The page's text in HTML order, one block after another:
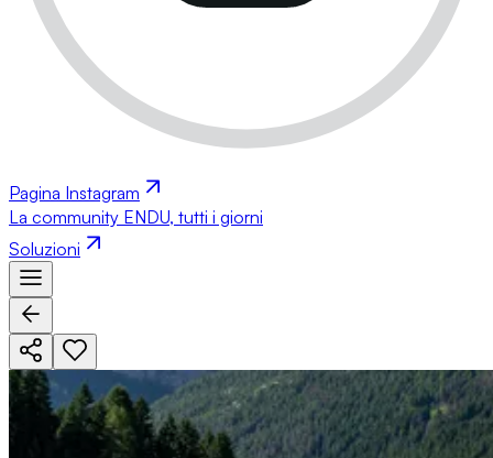
Pagina Instagram
La community ENDU, tutti i giorni
Soluzioni